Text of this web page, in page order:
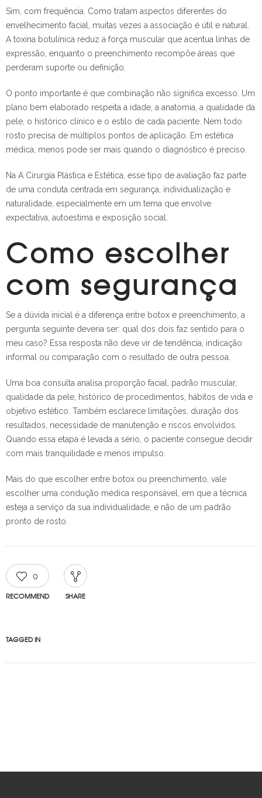
Sim, com frequência. Como tratam aspectos diferentes do
envelhecimento facial, muitas vezes a associação é útil e natural.
A toxina botulínica reduz a força muscular que acentua linhas de
expressão, enquanto o preenchimento recompõe áreas que
perderam suporte ou definição.
O ponto importante é que combinação não significa excesso. Um
plano bem elaborado respeita a idade, a anatomia, a qualidade da
pele, o histórico clínico e o estilo de cada paciente. Nem todo
rosto precisa de múltiplos pontos de aplicação. Em estética
médica, menos pode ser mais quando o diagnóstico é preciso.
Na A Cirurgia Plástica e Estética, esse tipo de avaliação faz parte
de uma conduta centrada em segurança, individualização e
naturalidade, especialmente em um tema que envolve
expectativa, autoestima e exposição social.
Como escolher
com segurança
Se a dúvida inicial é a diferença entre botox e preenchimento, a
pergunta seguinte deveria ser: qual dos dois faz sentido para o
meu caso? Essa resposta não deve vir de tendência, indicação
informal ou comparação com o resultado de outra pessoa.
Uma boa consulta analisa proporção facial, padrão muscular,
qualidade da pele, histórico de procedimentos, hábitos de vida e
objetivo estético. Também esclarece limitações, duração dos
resultados, necessidade de manutenção e riscos envolvidos.
Quando essa etapa é levada a sério, o paciente consegue decidir
com mais tranquilidade e menos impulso.
Mais do que escolher entre botox ou preenchimento, vale
escolher uma condução médica responsável, em que a técnica
esteja a serviço da sua individualidade, e não de um padrão
pronto de rosto.
0
RECOMMEND SHARE
TAGGED IN